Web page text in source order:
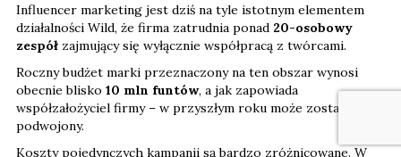
Influencer marketing jest dziś na tyle istotnym elementem
działalności Wild, że firma zatrudnia ponad 20-osobowy
zespół zajmujący się wyłącznie współpracą z twórcami.
Roczny budżet marki przeznaczony na ten obszar wynosi
obecnie blisko 10 mln funtów, a jak zapowiada
współzałożyciel firmy – w przyszłym roku może zostać nawet
podwojony.
Koszty pojedynczych kampanii są bardzo zróżnicowane. W